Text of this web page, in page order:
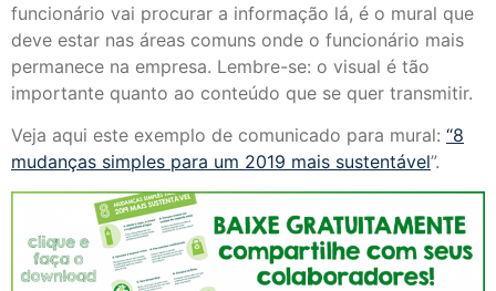
funcionário vai procurar a informação lá, é o mural que
deve estar nas áreas comuns onde o funcionário mais
permanece na empresa. Lembre-se: o visual é tão
importante quanto ao conteúdo que se quer transmitir.
Veja aqui este exemplo de comunicado para mural: “8
mudanças simples para um 2019 mais sustentável”.